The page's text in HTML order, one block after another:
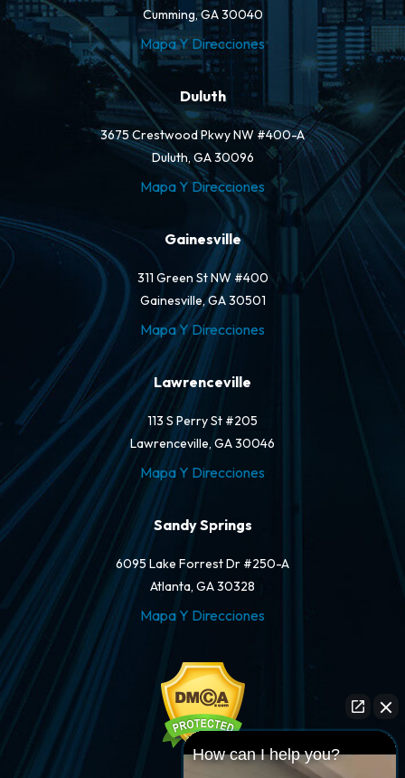
Cumming, GA 30040
Mapa Y Direcciones
Duluth
3675 Crestwood Pkwy NW #400-A
Duluth, GA 30096
Mapa Y Direcciones
Gainesville
311 Green St NW #400
Gainesville, GA 30501
Mapa Y Direcciones
Lawrenceville
113 S Perry St #205
Lawrenceville, GA 30046
Mapa Y Direcciones
Sandy Springs
6095 Lake Forrest Dr #250-A
Atlanta, GA 30328
Mapa Y Direcciones
How can I help you?